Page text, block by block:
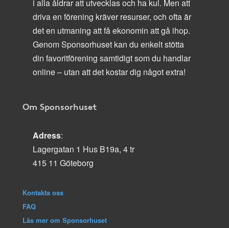
i alla åldrar att utvecklas och ha kul. Men att
driva en förening kräver resurser, och ofta är
det en utmaning att få ekonomin att gå ihop.
Genom Sponsorhuset kan du enkelt stötta
din favoritförening samtidigt som du handlar
online – utan att det kostar dig något extra!
Om Sponsorhuset
Adress:
Lagergatan 1 Hus B19a, 4 tr
415 11 Göteborg
Kontakta oss
FAQ
Läs mer om Sponsorhuset